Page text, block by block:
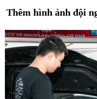
Thêm hình ảnh đội